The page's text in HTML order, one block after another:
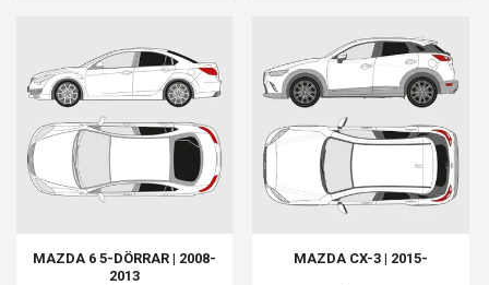
MAZDA 6 5-DÖRRAR | 2008-
2013
MAZDA CX-3 | 2015-